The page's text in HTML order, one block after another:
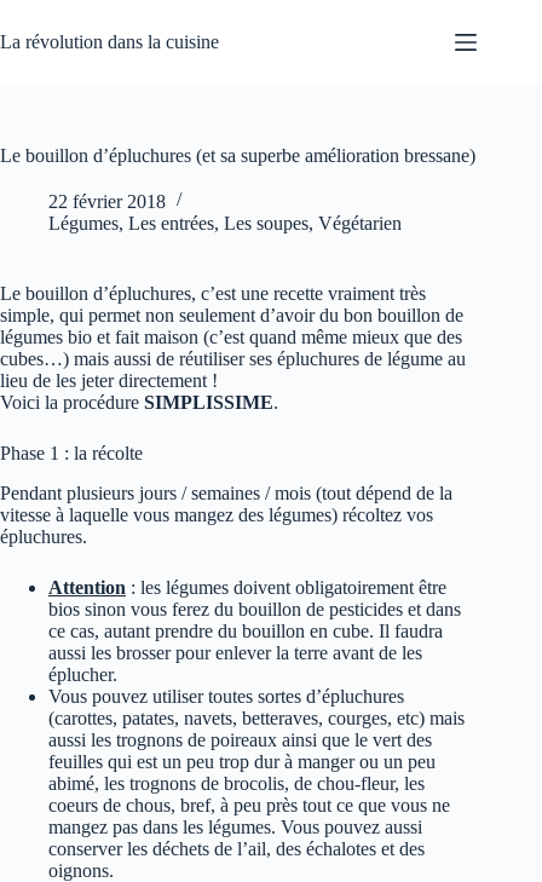
au
contenu
La révolution dans la cuisine
Le bouillon d’épluchures (et sa superbe amélioration bressane)
22 février 2018
Légumes, Les entrées, Les soupes, Végétarien
Le bouillon d’épluchures, c’est une recette vraiment très
simple, qui permet non seulement d’avoir du bon bouillon de
légumes bio et fait maison (c’est quand même mieux que des
cubes…) mais aussi de réutiliser ses épluchures de légume au
lieu de les jeter directement !
Voici la procédure SIMPLISSIME.
Phase 1 : la récolte
Pendant plusieurs jours / semaines / mois (tout dépend de la
vitesse à laquelle vous mangez des légumes) récoltez vos
épluchures.
Attention : les légumes doivent obligatoirement être
bios sinon vous ferez du bouillon de pesticides et dans
ce cas, autant prendre du bouillon en cube. Il faudra
aussi les brosser pour enlever la terre avant de les
éplucher.
Vous pouvez utiliser toutes sortes d’épluchures
(carottes, patates, navets, betteraves, courges, etc) mais
aussi les trognons de poireaux ainsi que le vert des
feuilles qui est un peu trop dur à manger ou un peu
abimé, les trognons de brocolis, de chou-fleur, les
coeurs de chous, bref, à peu près tout ce que vous ne
mangez pas dans les légumes. Vous pouvez aussi
conserver les déchets de l’ail, des échalotes et des
oignons.